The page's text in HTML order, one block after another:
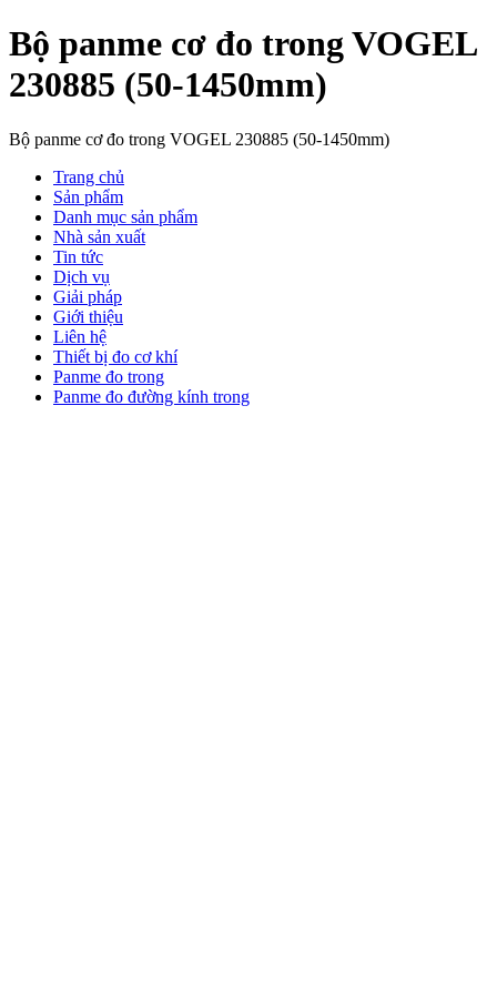
Bộ panme cơ đo trong VOGEL
230885 (50-1450mm)
Bộ panme cơ đo trong VOGEL 230885 (50-1450mm)
Trang chủ
Sản phẩm
Danh mục sản phẩm
Nhà sản xuất
Tin tức
Dịch vụ
Giải pháp
Giới thiệu
Liên hệ
Thiết bị đo cơ khí
Panme đo trong
Panme đo đường kính trong